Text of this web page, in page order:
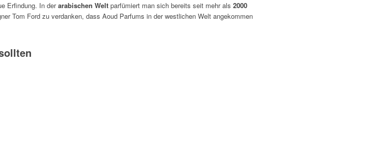
Erfindung. In derarabischen Welt parfümiert man sich bereits seit mehr als 2000
Tom Ford zu verdanken, dass Aoud Parfums in der westlichen Welt angekommen